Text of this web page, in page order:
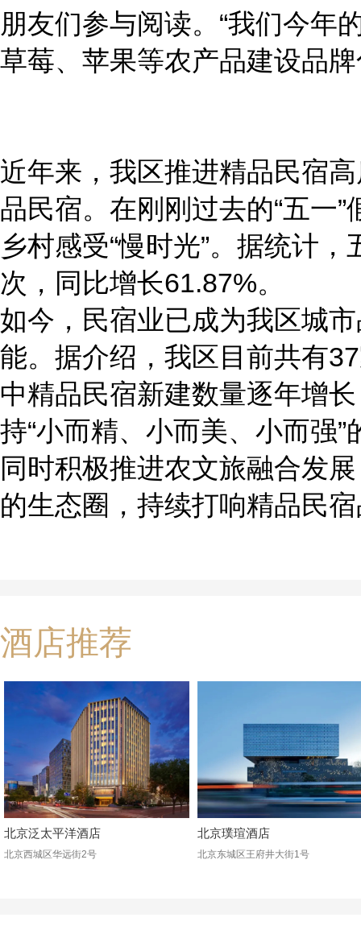
朋友们参与阅读。“我们今年
草莓、苹果等农产品建设品
近年来，我区推进精品民宿
品民宿。在刚刚过去的“五一
乡村感受“慢时光”。据统计
次，同比增长61.87%。
如今，民宿业已成为我区城
能。据介绍，我区目前共有
中精品民宿新建数量逐年增
持“小而精、小而美、小而强
同时积极推进农文旅融合发
的生态圈，持续打响精品民
酒店推荐
北京泛太平洋酒店
北京西城区华远街2号
北京璞瑄酒店
北京东城区王府井大街1号